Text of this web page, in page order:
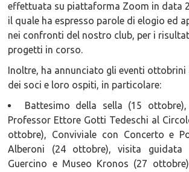
effettuata su piattaforma Zoom in data
il quale ha espresso parole di elogio ed
nei confronti del nostro club, per i
progetti in corso.
Inoltre, ha annunciato gli eventi ottobrini
dei soci e loro ospiti, in particolare:
Battesimo della sella (15
Professor Ettore Gotti Tedeschi al
ottobre), Conviviale con Concerto e
Alberoni (24 ottobre), visita guidata
Guercino e Museo Kronos (27